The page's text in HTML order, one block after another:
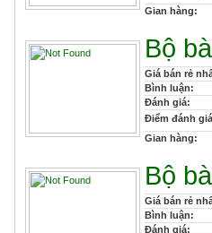
Gian hàng:
Bộ
Giá bán rẻ
Bình luận:
Đánh giá:
Điểm đánh
Gian hàng:
Bộ
Giá bán rẻ
Bình luận:
Đánh giá: